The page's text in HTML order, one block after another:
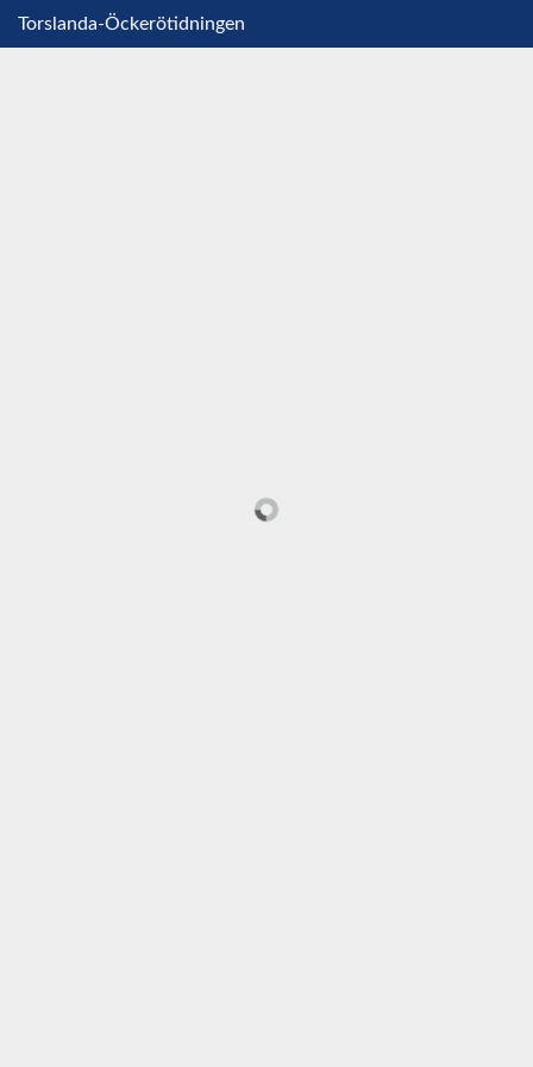
Torslanda-Öckerötidningen